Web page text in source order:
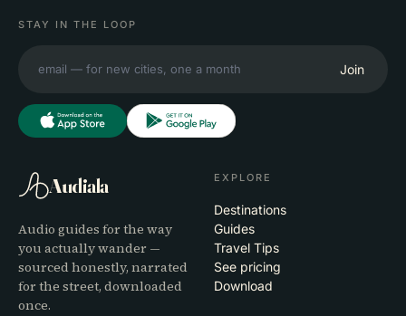
STAY IN THE LOOP
Join
Audiala
Audio guides for the way
you actually wander —
sourced honestly, narrated
for the street, downloaded
once.
EXPLORE
Destinations
Guides
Travel Tips
See pricing
Download